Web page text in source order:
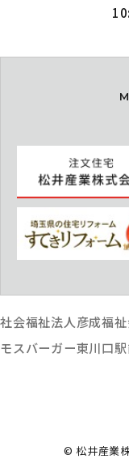
© 松井産業
社会福祉法人彦成福
モスバーガー東川口